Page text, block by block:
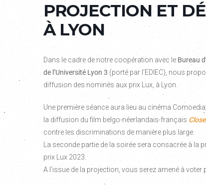
PROJECTION ET
À LYON
Dans le cadre de notre coopération avec le Bureau
de l’Université Lyon 3 (porté par l’EDIEC), nous
diffusion des nominés aux prix Lux, à Lyon.
Une première séance aura lieu au cinéma
la diffusion du film belgo-néerlandais-français Close
contre les discriminations de manière plus large.
La seconde partie de la soirée sera consacrée à la
prix Lux 2023.
A l’issue de la projection, vous serez amené à voter